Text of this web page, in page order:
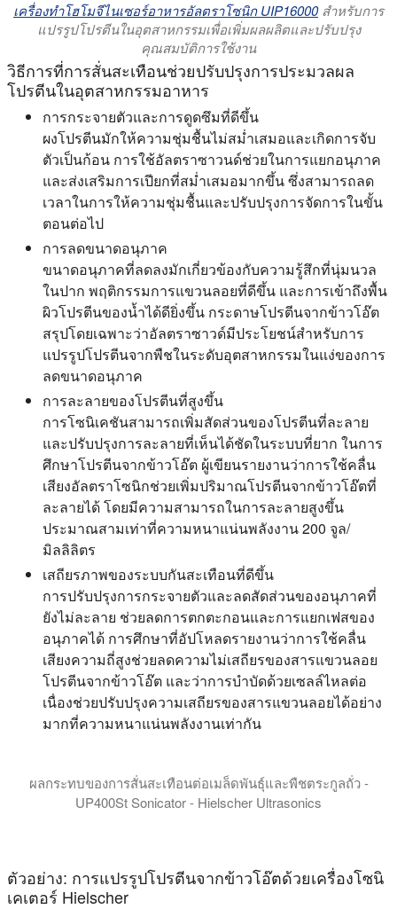
เครื่องทําโฮโมจีไนเซอร์อาหารอัลตราโซนิก UIP16000สำหรับการ
แปรรูปโปรตีนในอุตสาหกรรมเพื่อเพิ่มผลผลิตและปรับปรุง
คุณสมบัติการใช้งาน
วิธีการที่การสั่นสะเทือนช่วยปรับปรุงการประมวลผล
โปรตีนในอุตสาหกรรมอาหาร
การกระจายตัวและการดูดซึมที่ดีขึ้น
ผงโปรตีนมักให้ความชุ่มชื้นไม่สม่ำเสมอและเกิดการจับ
ตัวเป็นก้อน การใช้อัลตราซาวนด์ช่วยในการแยกอนุภาค
และส่งเสริมการเปียกที่สม่ำเสมอมากขึ้น ซึ่งสามารถลด
เวลาในการให้ความชุ่มชื้นและปรับปรุงการจัดการในขั้น
ตอนต่อไป
การลดขนาดอนุภาค
ขนาดอนุภาคที่ลดลงมักเกี่ยวข้องกับความรู้สึกที่นุ่มนวล
ในปาก พฤติกรรมการแขวนลอยที่ดีขึ้น และการเข้าถึงพื้น
ผิวโปรตีนของน้ำได้ดียิ่งขึ้น กระดาษโปรตีนจากข้าวโอ๊ต
สรุปโดยเฉพาะว่าอัลตราซาวด์มีประโยชน์สำหรับการ
แปรรูปโปรตีนจากพืชในระดับอุตสาหกรรมในแง่ของการ
ลดขนาดอนุภาค
การละลายของโปรตีนที่สูงขึ้น
การโซนิเคชันสามารถเพิ่มสัดส่วนของโปรตีนที่ละลาย
และปรับปรุงการละลายที่เห็นได้ชัดในระบบที่ยาก ในการ
ศึกษาโปรตีนจากข้าวโอ๊ต ผู้เขียนรายงานว่าการใช้คลื่น
เสียงอัลตราโซนิกช่วยเพิ่มปริมาณโปรตีนจากข้าวโอ๊ตที่
ละลายได้ โดยมีความสามารถในการละลายสูงขึ้น
ประมาณสามเท่าที่ความหนาแน่นพลังงาน 200 จูล/
มิลลิลิตร
เสถียรภาพของระบบกันสะเทือนที่ดีขึ้น
การปรับปรุงการกระจายตัวและลดสัดส่วนของอนุภาคที่
ยังไม่ละลาย ช่วยลดการตกตะกอนและการแยกเฟสของ
อนุภาคได้ การศึกษาที่อัปโหลดรายงานว่าการใช้คลื่น
เสียงความถี่สูงช่วยลดความไม่เสถียรของสารแขวนลอย
โปรตีนจากข้าวโอ๊ต และว่าการบำบัดด้วยเซลล์ไหลต่อ
เนื่องช่วยปรับปรุงความเสถียรของสารแขวนลอยได้อย่าง
มากที่ความหนาแน่นพลังงานเท่ากัน
ผลกระทบของการสั่นสะเทือนต่อเมล็ดพันธุ์และพืชตระกูลถั่ว -
UP400St Sonicator - Hielscher Ultrasonics
ตัวอย่าง: การแปรรูปโปรตีนจากข้าวโอ๊ตด้วยเครื่องโซนิ
เคเตอร์ Hielscher